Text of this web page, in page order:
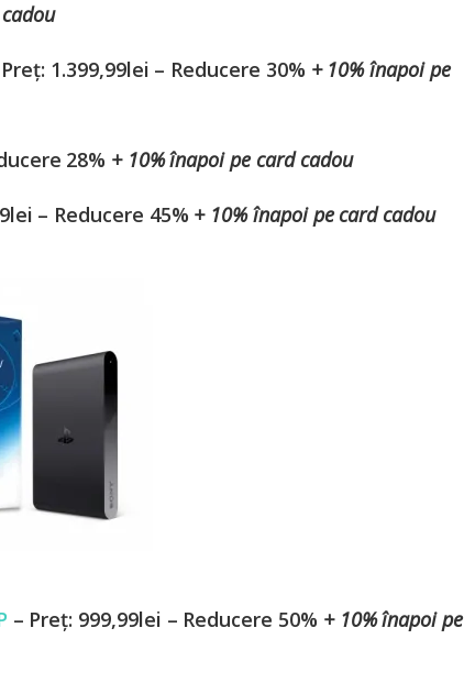
1.399,99lei – Reducere 30% + 10% înapoi pe
28% + 10% înapoi pe card cadou
– Reducere 45% + 10% înapoi pe card cadou
– Preț: 999,99lei – Reducere 50% + 10% înapoi pe